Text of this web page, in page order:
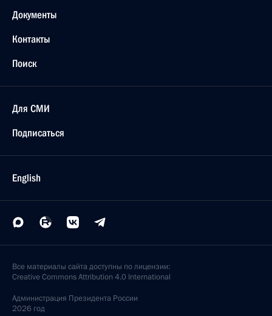
Документы
Контакты
Поиск
Для СМИ
Подписаться
English
Все материалы сайта доступны по лицензии:
Creative Commons Attribution 4.0 International
Администрация Президента России
2026 год